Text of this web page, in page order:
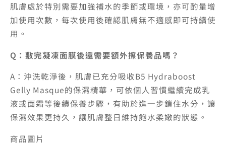
肌膚處於特別需要加強補水的季節或環境，亦可酌量增
加使用次數，每次使用後確認肌膚無不適感即可持續使
用。
Q：敷完凝凍面膜後還需要額外擦保養品嗎？
A：沖洗乾淨後，肌膚已充分吸收B5 Hydraboost
Gelly Masque的保濕精華，可依個人習慣繼續完成乳
液或面霜等後續保養步驟，有助於進一步鎖住水分，讓
保濕效果更持久，讓肌膚整日維持飽水柔嫩的狀態。
商品圖片